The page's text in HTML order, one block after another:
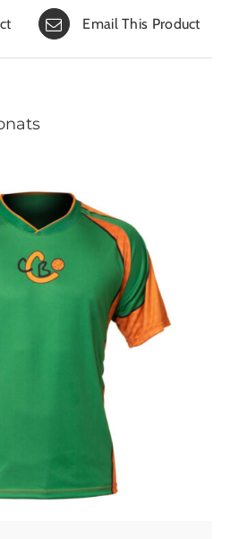
Email This Product